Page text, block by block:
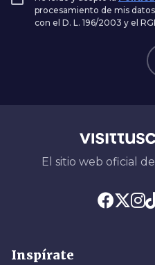
procesamiento de mis
con el D. L. 196/2003 y el
El sitio web oficial
Inspírate